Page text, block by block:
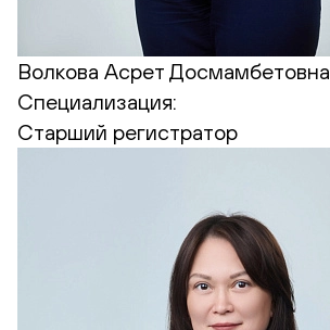
Волкова Асрет Досмамбетовна
Специализация:
Старший регистратор